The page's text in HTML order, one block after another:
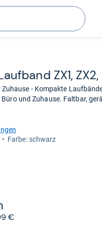
Suchen
ZX1, ZX2,
- Kompakte
und Zuhause. Faltbar,
Farbe: schwarz
€